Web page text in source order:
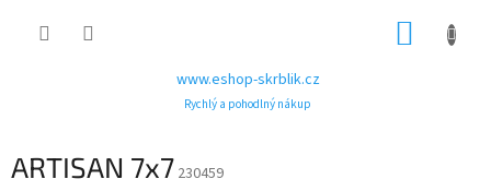
www.eshop-skrblik.cz
Rychlý a pohodlný nákup
ARTISAN 7x7 230459